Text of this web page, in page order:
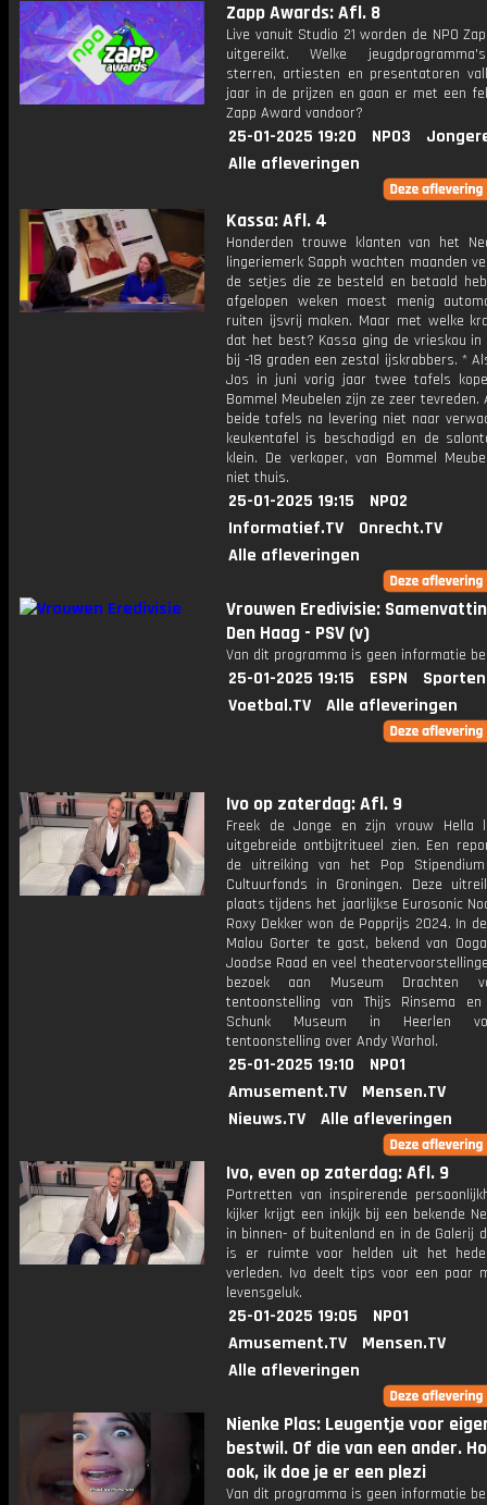
Zapp Awards: Afl. 8
Live vanuit Studio 21 worden de NPO
uitgereikt. Welke
sterren, artiesten en presentatoren
jaar in de prijzen en gaan er met een
Zapp Award vandoor?
25-01-2025 19:20 NPO3
Alle afleveringen
Kassa: Afl. 4
Honderden trouwe klanten van het
lingeriemerk Sapph wachten maanden
de setjes die ze besteld en betaald
afgelopen weken moest menig
ruiten ijsvrij maken. Maar met welke
dat het best? Kassa ging de vrieskou
bij -18 graden een zestal ijskrabbers. *
Jos in juni vorig jaar twee tafels
Bommel Meubelen zijn ze zeer tevreden.
beide tafels na levering niet naar
keukentafel is beschadigd en de
klein. De verkoper, van Bommel
niet thuis.
25-01-2025 19:15
NPO2
Informatief.TV
Onrecht.TV
Alle afleveringen
Vrouwen Eredivisie:
Den Haag - PSV (v)
Van dit programma is geen informatie
25-01-2025 19:15 ESPN
Voetbal.TV
Alle afleveringen
Ivo op zaterdag: Afl. 9
Freek de Jonge en zijn vrouw Hella
uitgebreide ontbijtritueel zien. Een
de uitreiking van het Pop
Cultuurfonds in Groningen. Deze
plaats tijdens het jaarlijkse Eurosonic
Roxy Dekker won de Popprijs 2024. In
Malou Gorter te gast, bekend van
Joodse Raad en veel
bezoek aan Museum Drachten
tentoonstelling van Thijs Rinsema
Schunk Museum in Heerlen
tentoonstelling over Andy Warhol.
25-01-2025 19:10
NPO1
Amusement.TV
Mensen.TV
Nieuws.TV
Alle afleveringen
Ivo, even op zaterdag: Afl. 9
Portretten van inspirerende
kijker krijgt een inkijk bij een bekende
in binnen- of buitenland en in de Galerij
is er ruimte voor helden uit het
verleden. Ivo deelt tips voor een paar
levensgeluk.
25-01-2025 19:05
NPO1
Amusement.TV
Mensen.TV
Alle afleveringen
Nienke Plas: Leugentje voor
bestwil. Of die van een ander.
ook, ik doe je er een plezi
Van dit programma is geen informatie